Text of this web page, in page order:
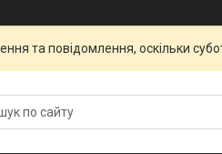
та повідомлення, оскільки